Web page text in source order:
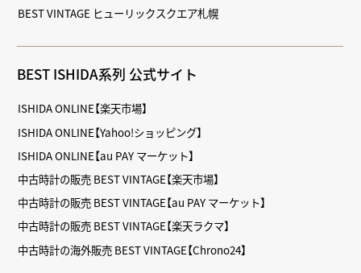
BEST VINTAGE ヒューリックスクエア札幌
BEST ISHIDA系列 公式サイト
ISHIDA ONLINE【楽天市場】
ISHIDA ONLINE【Yahoo!ショッピング】
ISHIDA ONLINE【au PAY マーケット】
中古時計の販売 BEST VINTAGE【楽天市場】
中古時計の販売 BEST VINTAGE【au PAY マーケット】
中古時計の販売 BEST VINTAGE【楽天ラクマ】
中古時計の海外販売 BEST VINTAGE【Chrono24】